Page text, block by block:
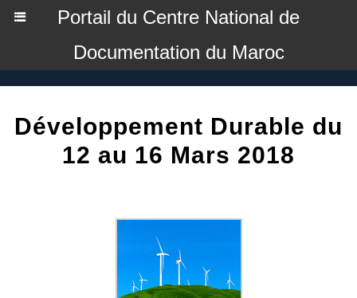
Portail du Centre National de
Documentation du Maroc
Développement Durable du
12 au 16 Mars 2018